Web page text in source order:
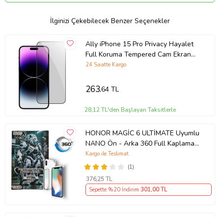
Diğer ekran koruyucu markalarında sıklıkla karşılaşılan dokunmatik
hissi azaldı sorununu, Winex markalı ekran koruyucularımızda
kesinlikle yaşamazsınız.
Darbe emici özelliği sayesinde cihazınızın ekranını darbelere ve
düşmelere karşı korur.
Parmak izi bırakmayan dirençli bir yüzeyi vardır.
Sert ve çizilmeye karşı dayanıklıdır.
Not Sadece Ön kaplama Hayalet ürünüdür. Arka Nano Kaplamadır.
Not: Telefon Kaplamaları sizin siparişinize istinaden hazırlandığı için
iadesi yoktur. Lütfen telefon modelinizi kontrol ettikten sonra
İlginizi Çekebilecek Benzer Seçenekler
Ally iPhone 15 Pro Privacy Hayalet
Full Koruma Tempered Cam Ekran
Koruyucu (Siyah)
24 Saatte Kargo
263,64 TL
28,12 TL'den Başlayan Taksitlerle
HONOR MAGİC 6 ULTİMATE Uyumlu
NANO Ön - Arka 360 Full Kaplama
Hd Ekran Koruyucu Darbe Emici -
MAXXPRO
(1)
Kargo ile Teslimat
376,25 TL
Sepette %20 İndirim 301,00 TL